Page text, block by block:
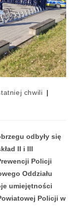
chwili
odbyły się
II i III
Policji
Oddziału
umiejętności
Policji w